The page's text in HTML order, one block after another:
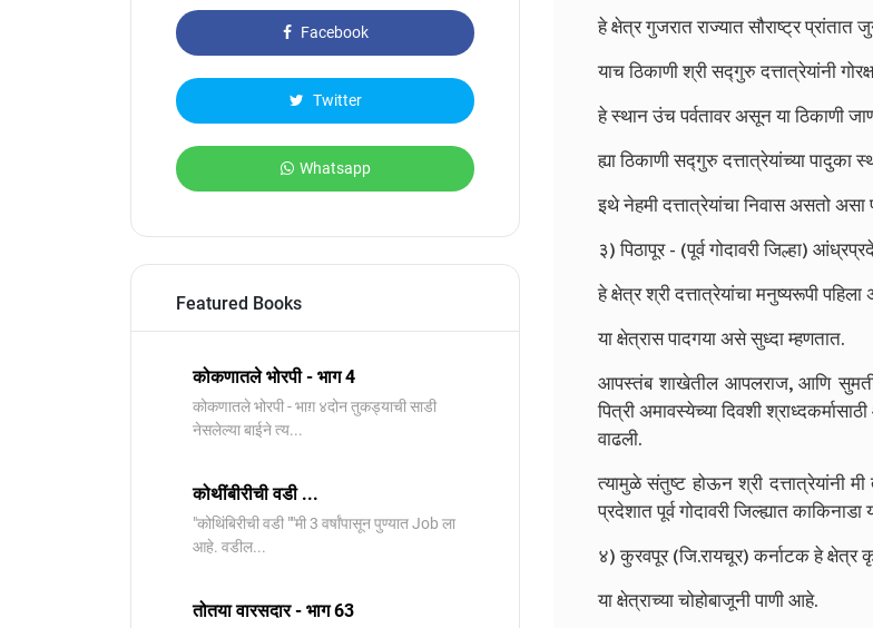
Facebook
Twitter
Whatsapp
Featured Books
कोकणातले भोरपी - भाग 4
कोकणातले भोरपी - भाग़ ४दोन तुकड्याची साडी
नेसलेल्या बाईने त्य...
कोथींबीरीची वडी ...
"कोथिंबिरीची वडी ""मी 3 वर्षांपासून पुण्यात Job ला
आहे. वडील...
तोतया वारसदार - भाग 63
हे क्षेत्र गुजरात राज्यात सौराष्ट्र प्रांतात
याच ठिकाणी श्री सद्गुरु दत्तात्रेयांनी
हे स्थान उंच पर्वतावर असून या ठिकाणी
ह्या ठिकाणी सद्गुरु दत्तात्रेयांच्या पादुका
इथे नेहमी दत्तात्रेयांचा निवास असतो असा
३) पिठापूर - (पूर्व गोदावरी जिल्हा)
हे क्षेत्र श्री दत्तात्रेयांचा मनुष्यरूपी
या क्षेत्रास पादगया असे सुध्दा म्हणतात.
आपस्तंब शाखेतील आपलराज, आणि सुमती
पित्री अमावस्येच्या दिवशी
वाढली.
त्यामुळे संतुष्ट होऊन श्री दत्तात्रेयांनी
प्रदेशात पूर्व गोदावरी जिल्ह्यात
४) कुरवपूर (जि.रायचूर) कर्नाटकहे क्षेत्र
या क्षेत्राच्या चोहोबाजूनी पाणी आहे.